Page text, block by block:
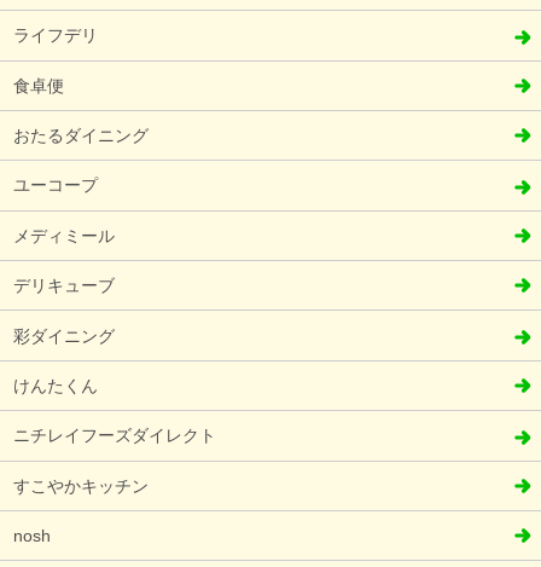
ライフデリ
食卓便
おたるダイニング
ユーコープ
メディミール
デリキューブ
彩ダイニング
けんたくん
ニチレイフーズダイレクト
すこやかキッチン
nosh